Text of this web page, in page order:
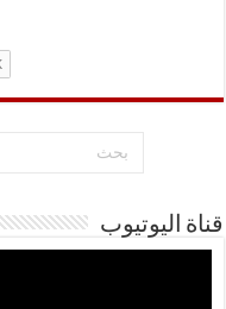
قناة اليوتيوب